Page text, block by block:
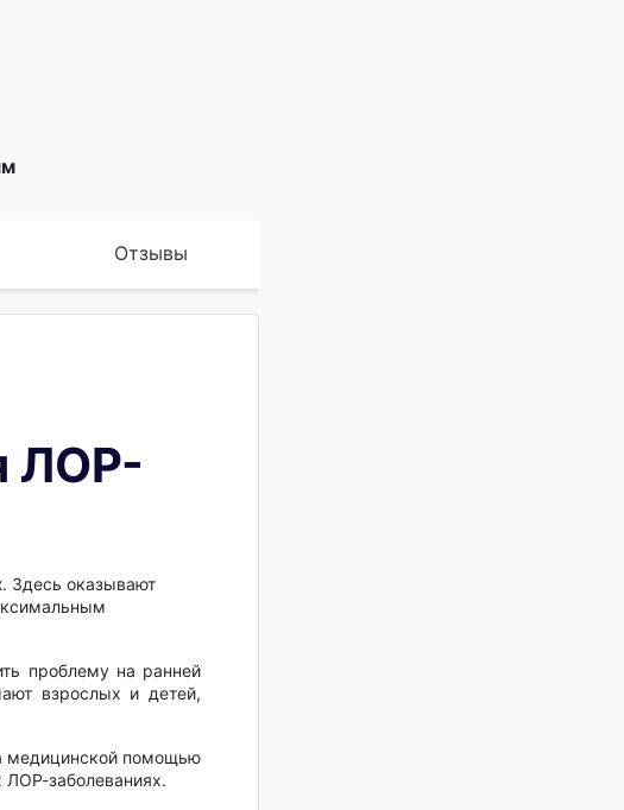
Отзывы
ЛОР-
. Здесь оказывают
проблему на ранней
взрослых и детей,
медицинской помощью
ЛОР-заболеваниях.